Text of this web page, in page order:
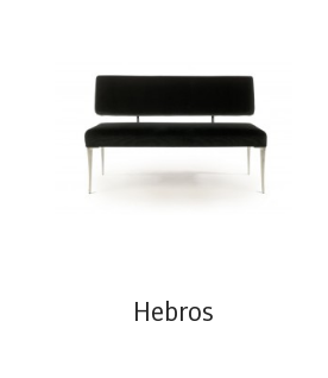
Hebros